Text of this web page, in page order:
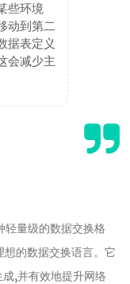
些环境
动到第二
据表定义
会减少主
量级的数据交换格
想的数据交换语言。它
,并有效地提升网络